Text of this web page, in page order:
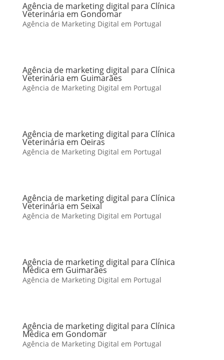
Agência de marketing digital para Clínica
Veterinária em Gondomar
Agência de Marketing Digital em Portugal
Agência de marketing digital para Clínica
Veterinária em Guimarães
Agência de Marketing Digital em Portugal
Agência de marketing digital para Clínica
Veterinária em Oeiras
Agência de Marketing Digital em Portugal
Agência de marketing digital para Clínica
Veterinária em Seixal
Agência de Marketing Digital em Portugal
Agência de marketing digital para Clínica
Médica em Guimarães
Agência de Marketing Digital em Portugal
Agência de marketing digital para Clínica
Médica em Gondomar
Agência de Marketing Digital em Portugal